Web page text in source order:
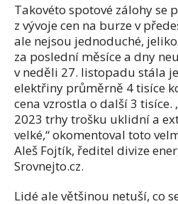
Takovéto spotové zálohy se
z vývoje cen na burze v
ale nejsou jednoduché,
za poslední měsíce a dny
v neděli 27. listopadu stála
elektřiny průměrně 4 tisíce
cena vzrostla o další 3 tisíce.
2023 trhy trošku uklidní a
velké,“ okomentoval toto
Aleš Fojtík, ředitel divize
Srovnejto.cz.
Lidé ale většinou netuší, co